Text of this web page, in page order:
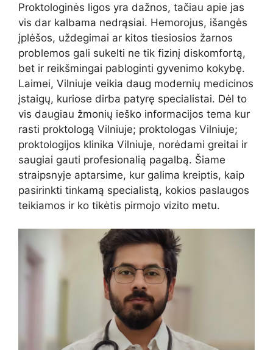
Proktologinės ligos yra dažnos, tačiau apie jas
vis dar kalbama nedrąsiai. Hemorojus, išangės
įplėšos, uždegimai ar kitos tiesiosios žarnos
problemos gali sukelti ne tik fizinį diskomfortą,
bet ir reikšmingai pabloginti gyvenimo kokybę.
Laimei, Vilniuje veikia daug modernių medicinos
įstaigų, kuriose dirba patyrę specialistai. Dėl to
vis daugiau žmonių ieško informacijos tema kur
rasti proktologą Vilniuje; proktologas Vilniuje;
proktologijos klinika Vilniuje, norėdami greitai ir
saugiai gauti profesionalią pagalbą. Šiame
straipsnyje aptarsime, kur galima kreiptis, kaip
pasirinkti tinkamą specialistą, kokios paslaugos
teikiamos ir ko tikėtis pirmojo vizito metu.